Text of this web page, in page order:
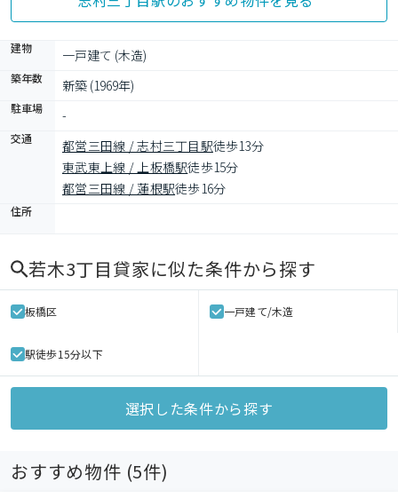
建物 一戸建て (木造)
築年数 新築 (1969年)
駐車場 -
交通 都営三田線 / 志村三丁目駅徒歩13分
東武東上線 / 上板橋駅徒歩15分
都営三田線 / 蓮根駅徒歩16分
住所
若木3丁目貸家に似た条件から探す
板橋区 一戸建て/木造
駅徒歩15分以下
選択した条件から探す
おすすめ物件 (5件)